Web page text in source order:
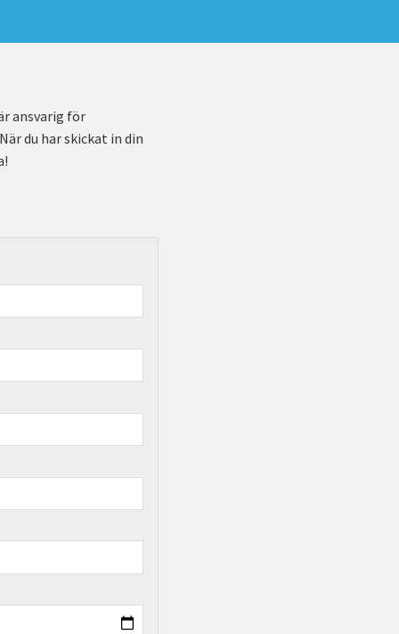
ansvarig för
du har skickat in din